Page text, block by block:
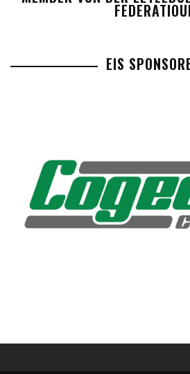
EIS